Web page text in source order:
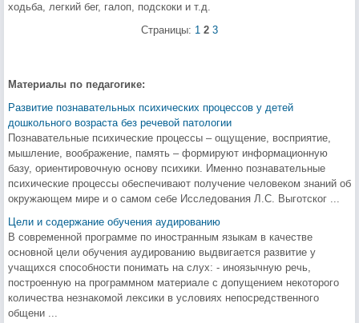
ходьба, легкий бег, галоп, подскоки и т.д.
Страницы: 1 2 3
Материалы по педагогике:
Развитие познавательных психических процессов у детей
дошкольного возраста без речевой патологии
Познавательные психические процессы – ощущение, восприятие,
мышление, воображение, память – формируют информационную
базу, ориентировочную основу психики. Именно познавательные
психические процессы обеспечивают получение человеком знаний об
окружающем мире и о самом себе Исследования Л.С. Выготског ...
Цели и содержание обучения аудированию
В современной программе по иностранным языкам в качестве
основной цели обучения аудированию выдвигается развитие у
учащихся способности понимать на слух: - иноязычную речь,
построенную на программном материале с допущением некоторого
количества незнакомой лексики в условиях непосредственного
общени ...